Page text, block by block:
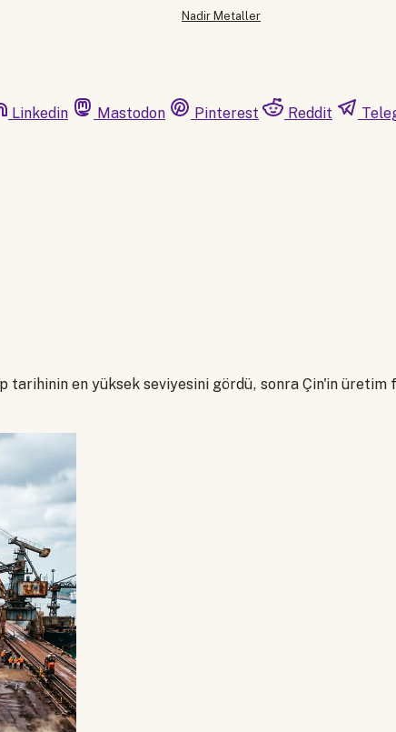
Nadir Metaller
Linkedin Mastodon Pinterest Reddit
tarihinin en yüksek seviyesini gördü, sonra Çin'in